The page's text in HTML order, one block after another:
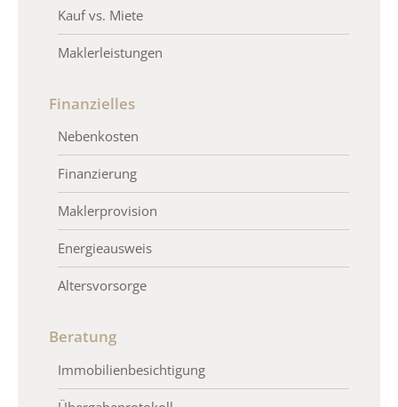
Kauf vs. Miete
Maklerleistungen
Finanzielles
Nebenkosten
Finanzierung
Maklerprovision
Energieausweis
Altersvorsorge
Beratung
Immobilienbesichtigung